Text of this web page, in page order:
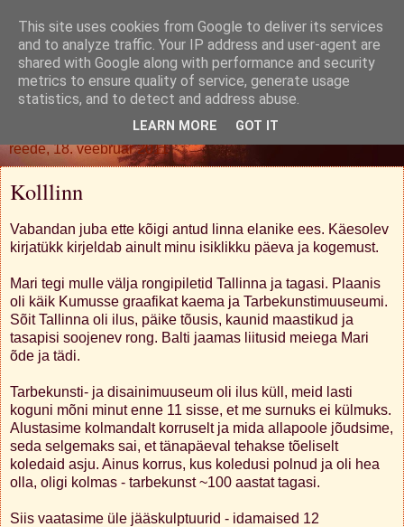
Oh. Jah. Muidugi.
reede, 18. veebruar 2011
Kolllinn
Vabandan juba ette kõigi antud linna elanike ees. Käesolev
kirjatükk kirjeldab ainult minu isiklikku päeva ja kogemust.
Mari tegi mulle välja rongipiletid Tallinna ja tagasi. Plaanis
oli käik Kumusse graafikat kaema ja Tarbekunstimuuseumi.
Sõit Tallinna oli ilus, päike tõusis, kaunid maastikud ja
tasapisi soojenev rong. Balti jaamas liitusid meiega Mari
õde ja tädi.
Tarbekunsti- ja disainimuuseum oli ilus küll, meid lasti
koguni mõni minut enne 11 sisse, et me surnuks ei külmuks.
Alustasime kolmandalt korruselt ja mida allapoole jõudsime,
seda selgemaks sai, et tänapäeval tehakse tõeliselt
koledaid asju. Ainus korrus, kus koledusi polnud ja oli hea
olla, oligi kolmas - tarbekunst ~100 aastat tagasi.
Siis vaatasime üle jääskulptuurid - idamaised 12
This site uses cookies from Google to deliver its services
and to analyze traffic. Your IP address and user-agent are
shared with Google along with performance and security
metrics to ensure quality of service, generate usage
statistics, and to detect and address abuse.
LEARN MORE GOT IT